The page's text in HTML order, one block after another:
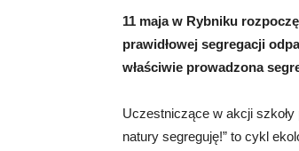
11 maja w Rybniku
prawidłowej segregacji
właściwie prowadzona
Uczestniczące w akcji
natury segreguję!” to cykl